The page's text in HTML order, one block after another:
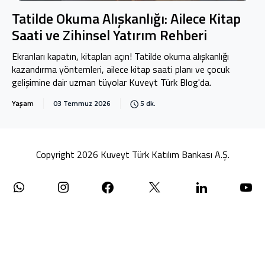
Tatilde Okuma Alışkanlığı: Ailece Kitap
Saati ve Zihinsel Yatırım Rehberi
Ekranları kapatın, kitapları açın! Tatilde okuma alışkanlığı
kazandırma yöntemleri, ailece kitap saati planı ve çocuk
gelişimine dair uzman tüyolar Kuveyt Türk Blog'da.
Yaşam 03 Temmuz 2026 5 dk.
Copyright 2026 Kuveyt Türk Katılım Bankası A.Ş.